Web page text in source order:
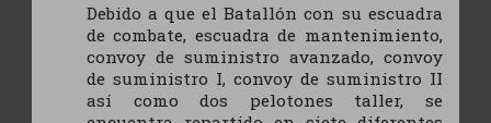
Debido a que el Batallón con su escuadra
de combate, escuadra de mantenimiento,
convoy de suministro avanzado, convoy
de suministro I, convoy de suministro II
así como dos pelotones taller, se